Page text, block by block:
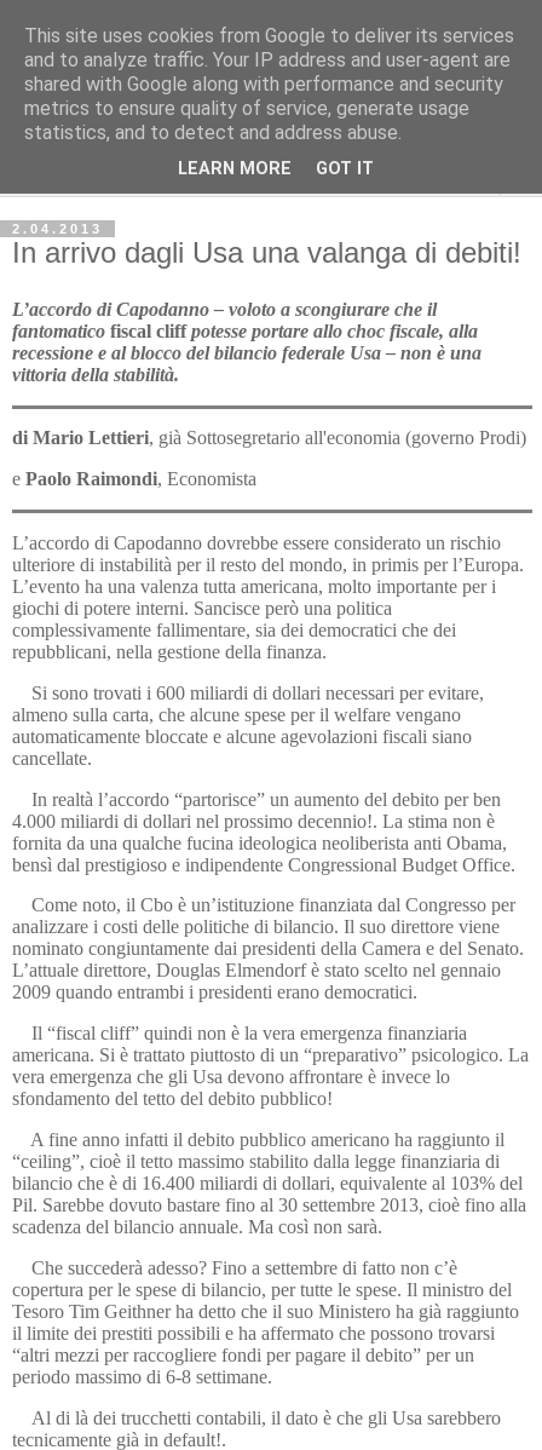
Avvenire dei Lavoratori
ECONOMIA
2.04.2013
In arrivo dagli Usa una valanga di debiti!
L’accordo di Capodanno – voloto a scongiurare che il
fantomatico fiscal cliffpotesse portare allo choc fiscale, alla
recessione e al blocco del bilancio federale Usa – non è una
vittoria della stabilità.
di Mario Lettieri, già Sottosegretario all'economia (governo Prodi)
e Paolo Raimondi, Economista
L’accordo di Capodanno dovrebbe essere considerato un rischio
ulteriore di instabilità per il resto del mondo, in primis per l’Europa.
L’evento ha una valenza tutta americana, molto importante per i
giochi di potere interni. Sancisce però una politica
complessivamente fallimentare, sia dei democratici che dei
repubblicani, nella gestione della finanza.
Si sono trovati i 600 miliardi di dollari necessari per evitare,
almeno sulla carta, che alcune spese per il welfare vengano
automaticamente bloccate e alcune agevolazioni fiscali siano
cancellate.
In realtà l’accordo “partorisce” un aumento del debito per ben
4.000 miliardi di dollari nel prossimo decennio!. La stima non è
fornita da una qualche fucina ideologica neoliberista anti Obama,
bensì dal prestigioso e indipendente Congressional Budget Office.
Come noto, il Cbo è un’istituzione finanziata dal Congresso per
analizzare i costi delle politiche di bilancio. Il suo direttore viene
nominato congiuntamente dai presidenti della Camera e del Senato.
L’attuale direttore, Douglas Elmendorf è stato scelto nel gennaio
2009 quando entrambi i presidenti erano democratici.
Il “fiscal cliff” quindi non è la vera emergenza finanziaria
americana. Si è trattato piuttosto di un “preparativo” psicologico. La
vera emergenza che gli Usa devono affrontare è invece lo
sfondamento del tetto del debito pubblico!
A fine anno infatti il debito pubblico americano ha raggiunto il
“ceiling”, cioè il tetto massimo stabilito dalla legge finanziaria di
bilancio che è di 16.400 miliardi di dollari, equivalente al 103% del
Pil. Sarebbe dovuto bastare fino al 30 settembre 2013, cioè fino alla
scadenza del bilancio annuale. Ma così non sarà.
Che succederà adesso? Fino a settembre di fatto non c’è
copertura per le spese di bilancio, per tutte le spese. Il ministro del
Tesoro Tim Geithner ha detto che il suo Ministero ha già raggiunto
il limite dei prestiti possibili e ha affermato che possono trovarsi
“altri mezzi per raccogliere fondi per pagare il debito” per un
periodo massimo di 6-8 settimane.
Al di là dei trucchetti contabili, il dato è che gli Usa sarebbero
tecnicamente già in default!.
This site uses cookies from Google to deliver its services
and to analyze traffic. Your IP address and user-agent are
shared with Google along with performance and security
metrics to ensure quality of service, generate usage
statistics, and to detect and address abuse.
LEARN MORE GOT IT